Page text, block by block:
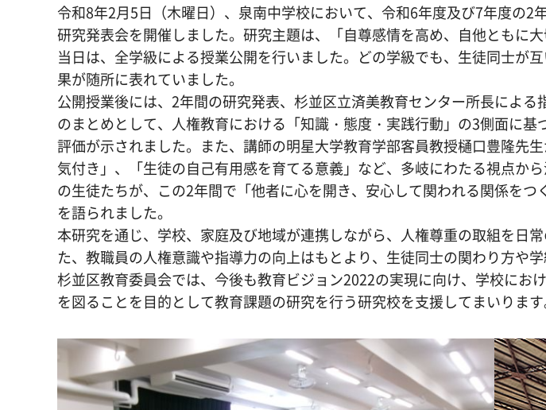
令和8年2月5日（木曜日）、泉南中学校において、令和6年度及び7年度の
研究発表会を開催しました。研究主題は、「自尊感情を高め、自他ともに大
当日は、全学級による授業公開を行いました。どの学級でも、生徒同士が
果が随所に表れていました。
公開授業後には、2年間の研究発表、杉並区立済美教育センター所長によ
のまとめとして、人権教育における「知識・態度・実践行動」の3側面に
評価が示されました。また、講師の明星大学教育学部客員教授樋口豊隆先
気付き」、「生徒の自己有用感を育てる意義」など、多岐にわたる視点か
の生徒たちが、この2年間で「他者に心を開き、安心して関われる関係を
を語られました。
本研究を通じ、学校、家庭及び地域が連携しながら、人権尊重の取組を日
た、教職員の人権意識や指導力の向上はもとより、生徒同士の関わり方や
杉並区教育委員会では、今後も教育ビジョン2022の実現に向け、学校に
を図ることを目的として教育課題の研究を行う研究校を支援してまいります